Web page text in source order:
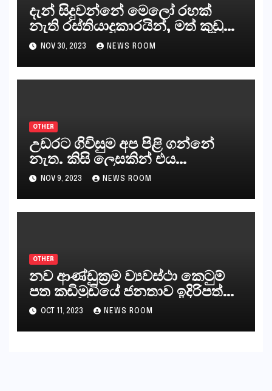
දැන් සිදුවන්නේ මෙලෝ රහක්
නැති රස්තියාදුකාරයින්, මත් කුඩු
ගෙන්වන්නන් සහ අලෙවි
කරන්නන්,කැලෑපාළුවන්, මහජන
නියෝජිතයින්
NOV 30, 2023 NEWS ROOM
OTHER
උඩරට ගිවිසුම අප පිළි ගන්නේ
නැත. කිසි ලෙසකින් එය
නීත්‍යානුකූල ලියවිල්ලක් නො වේ.
සිංහල ප්‍රතිපත්ති කේන්ද්‍රයෙන්
ජනාධිපති දැන් වූ ලිපියෙන්
NOV 9, 2023 NEWS ROOM
OTHER
නව ආණ්ඩුක්‍රම ව්‍යවස්ථා කෙටුම්
පත කඩිමුඩියේ ජනතාව ඉදිරිපත්
කරන්නේ?
OCT 11, 2023 NEWS ROOM